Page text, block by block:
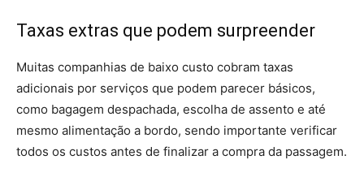
Taxas extras que podem surpreender
Muitas companhias de baixo custo cobram taxas
adicionais por serviços que podem parecer básicos,
como bagagem despachada, escolha de assento e até
mesmo alimentação a bordo, sendo importante verificar
todos os custos antes de finalizar a compra da passagem.